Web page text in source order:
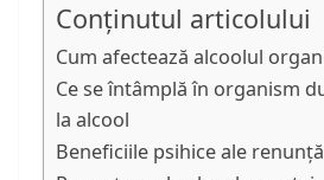
Conținutul articolului
Cum afectează alcoolul
Ce se întâmplă în organism
la alcool
Beneficiile psihice ale